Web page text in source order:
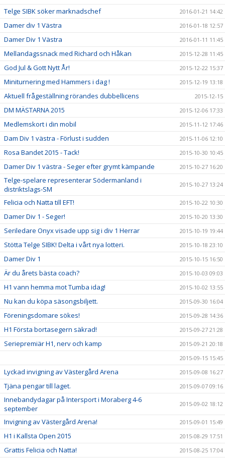
Telge SIBK söker marknadschef 2016-01-21 14:42
Damer div 1 Västra 2016-01-18 12:57
Damer Div 1 Västra 2016-01-11 11:45
Mellandagssnack med Richard och Håkan 2015-12-28 11:45
God Jul & Gott Nytt År! 2015-12-22 15:37
Miniturnering med Hammers i dag ! 2015-12-19 13:18
Aktuell frågeställning rörandes dubbellicens 2015-12-15
DM MÄSTARNA 2015 2015-12-06 17:33
Medlemskort i din mobil 2015-11-12 17:46
Dam Div 1 västra - Förlust i sudden 2015-11-06 12:10
Rosa Bandet 2015 - Tack! 2015-10-30 10:45
Damer Div 1 västra - Seger efter grymt kämpande 2015-10-27 16:20
Telge-spelare representerar Södermanland i
distriktslags-SM
2015-10-27 13:24
Felicia och Natta till EFT! 2015-10-22 10:30
Damer Div 1 - Seger! 2015-10-20 13:30
Seriledare Onyx visade upp sig i div 1 Herrar 2015-10-19 19:44
Stötta Telge SIBK! Delta i vårt nya lotteri. 2015-10-18 23:10
Damer Div 1 2015-10-15 16:50
Är du årets bästa coach? 2015-10-03 09:03
H1 vann hemma mot Tumba idag! 2015-10-02 13:55
Nu kan du köpa säsongsbiljett. 2015-09-30 16:04
Föreningsdomare sökes! 2015-09-28 14:36
H1 Första bortasegern säkrad! 2015-09-27 21:28
Seriepremiär H1, nerv och kamp
2015-09-21 20:18
2015-09-15 15:45
Lyckad invigning av Västergård Arena 2015-09-08 16:27
Tjäna pengar till laget. 2015-09-07 09:16
Innebandydagar på Intersport i Moraberg 4-6
september
2015-09-02 18:12
Invigning av Västergård Arena! 2015-09-01 15:49
H1 i Kallsta Open 2015 2015-08-29 17:51
Grattis Felicia och Natta! 2015-08-25 17:04